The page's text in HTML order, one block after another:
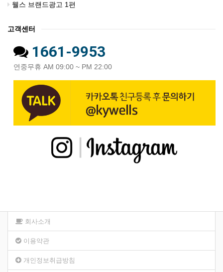
웰스 브랜드광고 1편
고객센터
1661-9953
연중무휴 AM 09:00 ~ PM 22:00
회사소개
이용약관
개인정보취급방침